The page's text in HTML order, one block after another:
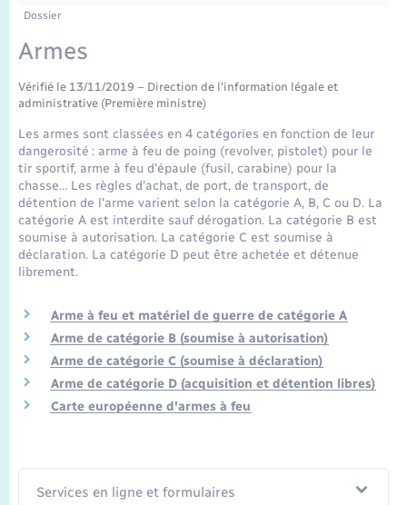
Etat-civil - Papiers - Citoyenneté
Mariage – PACS
Parrainage civil
Recensement
Logement - Urbanisme
Loisirs
Nouvel habitant
Numérique
Organisation d’événement
Sécurité - Prévention
Seniors
Transports
Transports scolaires
Travaux - Autorisation d’occupation de l’espace
Compétences
Plan interactif
Présentation de la commune
Publications
La Communauté de communes
Dossier
Armes
Vérifié le 13/11/2019 – Direction de l'information légale et
administrative (Première ministre)
Les armes sont classées en 4 catégories en fonction de leur
dangerosité : arme à feu de poing (revolver, pistolet) pour le
tir sportif, arme à feu d'épaule (fusil, carabine) pour la
chasse… Les règles d'achat, de port, de transport, de
détention de l'arme varient selon la catégorie A, B, C ou D. La
catégorie A est interdite sauf dérogation. La catégorie B est
soumise à autorisation. La catégorie C est soumise à
déclaration. La catégorie D peut être achetée et détenue
librement.
Arme à feu et matériel de guerre de catégorie A
Arme de catégorie B (soumise à autorisation)
Arme de catégorie C (soumise à déclaration)
Arme de catégorie D (acquisition et détention libres)
Carte européenne d'armes à feu
Services en ligne et formulaires